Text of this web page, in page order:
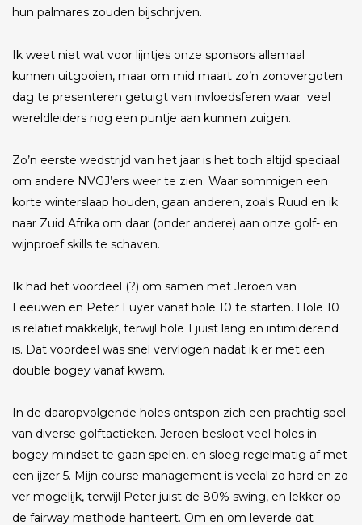
hun palmares zouden bijschrijven.
Ik weet niet wat voor lijntjes onze sponsors allemaal
kunnen uitgooien, maar om mid maart zo’n zonovergoten
dag te presenteren getuigt van invloedsferen waar veel
wereldleiders nog een puntje aan kunnen zuigen.
Zo’n eerste wedstrijd van het jaar is het toch altijd speciaal
om andere NVGJ’ers weer te zien. Waar sommigen een
korte winterslaap houden, gaan anderen, zoals Ruud en ik
naar Zuid Afrika om daar (onder andere) aan onze golf- en
wijnproef skills te schaven.
Ik had het voordeel (?) om samen met Jeroen van
Leeuwen en Peter Luyer vanaf hole 10 te starten. Hole 10
is relatief makkelijk, terwijl hole 1 juist lang en intimiderend
is. Dat voordeel was snel vervlogen nadat ik er met een
double bogey vanaf kwam.
In de daaropvolgende holes ontspon zich een prachtig spel
van diverse golftactieken. Jeroen besloot veel holes in
bogey mindset te gaan spelen, en sloeg regelmatig af met
een ijzer 5. Mijn course management is veelal zo hard en zo
ver mogelijk, terwijl Peter juist de 80% swing, en lekker op
de fairway methode hanteert. Om en om leverde dat